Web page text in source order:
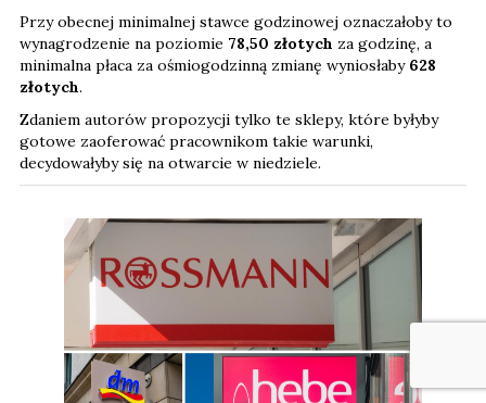
Przy obecnej minimalnej stawce godzinowej oznaczałoby to
wynagrodzenie na poziomie 78,50 złotych za godzinę, a
minimalna płaca za ośmiogodzinną zmianę wyniosłaby 628
złotych.
Zdaniem autorów propozycji tylko te sklepy, które byłyby
gotowe zaoferować pracownikom takie warunki,
decydowałyby się na otwarcie w niedziele.